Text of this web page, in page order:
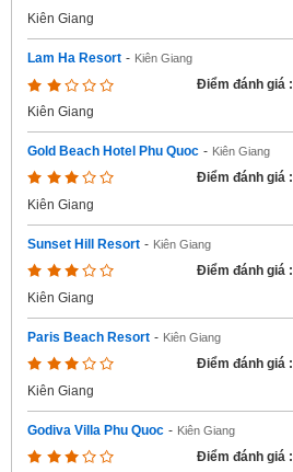
Kiên Giang
Lam Ha Resort - Kiên Giang
Điểm đánh giá :
Kiên Giang
Gold Beach Hotel Phu Quoc - Kiên Giang
Điểm đánh giá :
Kiên Giang
Sunset Hill Resort - Kiên Giang
Điểm đánh giá :
Kiên Giang
Paris Beach Resort - Kiên Giang
Điểm đánh giá :
Kiên Giang
Godiva Villa Phu Quoc - Kiên Giang
Điểm đánh giá :